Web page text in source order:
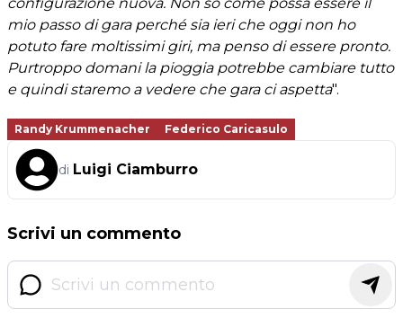
mio passo di gara perché sia ieri che oggi non ho
potuto fare moltissimi giri, ma penso di essere pronto.
Purtroppo domani la pioggia potrebbe cambiare tutto
e quindi staremo a vedere che gara ci aspetta".
Randy Krummenacher Federico Caricasulo
di Luigi Ciamburro
Scrivi un commento